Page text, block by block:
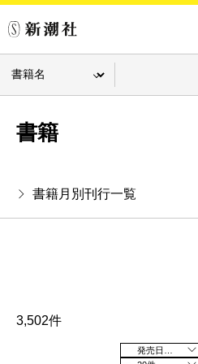
書籍
書籍月別刊行一覧
3,502件